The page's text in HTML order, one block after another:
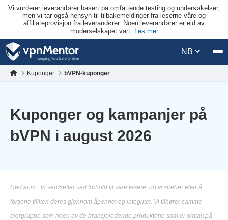
Vi vurderer leverandører basert på omfattende testing og undersøkelser,
men vi tar også hensyn til tilbakemeldinger fra leserne våre og
affiliateprovisjon fra leverandører. Noen leverandører er eid av
moderselskapet vårt. Les mer
NB
Kuponger bVPN-kuponger
Kuponger og kampanjer på
bVPN i august 2026
Red.anm.: Vi verdsetter vårt forhold til våre lesere, og vi streber etter å
fortjene tilliten deres gjennom åpenhet og integritet. Vi tilhører samme
eiergruppe som noen av de bransjeledende produktene som er omtalt på